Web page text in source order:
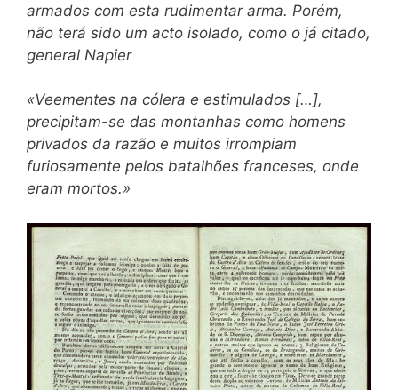
armados com esta rudimentar arma. Porém,
não terá sido um acto isolado, como o já citado,
general Napier
«Veementes na cólera e estimulados […],
precipitam-se das montanhas como homens
privados da razão e muitos irrompiam
furiosamente pelos batalhões franceses, onde
eram mortos.»